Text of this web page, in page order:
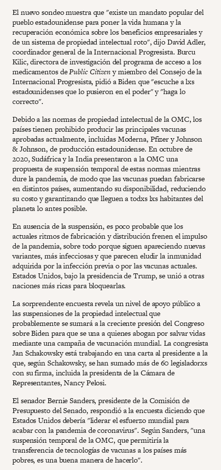
El nuevo sondeo muestra que "existe un mandato popular del
pueblo estadounidense para poner la vida humana y la
recuperación económica sobre los beneficios empresariales y
de un sistema de propiedad intelectual roto", dijo David Adler,
coordinador general de la Internacional Progresista. Burcu
Kilic, directora de investigación del programa de acceso a los
medicamentos dePublic Citizeny miembro del Consejo de la
Internacional Progresista, pidió a Biden que "escuche a lxs
estadounidenses que lo pusieron en el poder" y "haga lo
correcto".
Debido a las normas de propiedad intelectual de la OMC, los
países tienen prohibido producir las principales vacunas
aprobadas actualmente, incluidas Moderna, Pfizer y Johnson
& Johnson, de producción estadounidense. En octubre de
2020, Sudáfrica y la India presentaron a la OMC una
propuesta de suspensión temporal de estas normas mientras
dure la pandemia, de modo que las vacunas puedan fabricarse
en distintos países, aumentando su disponibilidad, reduciendo
su costo y garantizando que lleguen a todxs lxs habitantes del
planeta lo antes posible.
En ausencia de la suspensión, es poco probable que los
actuales ritmos de fabricación y distribución frenen el impulso
de la pandemia, sobre todo porque siguen apareciendo nuevas
variantes, más infecciosas y que parecen eludir la inmunidad
adquirida por la infección previa o por las vacunas actuales.
Estados Unidos, bajo la presidencia de Trump, se unió a otras
naciones más ricas para bloquearlas.
La sorprendente encuesta revela un nivel de apoyo público a
las suspensiones de la propiedad intelectual que
probablemente se sumará a la creciente presión del Congreso
sobre Biden para que se una a quienes abogan por salvar vidas
mediante una campaña de vacunación mundial. La congresista
Jan Schakowsky está trabajando en una carta al presidente a la
que, según Schakowsky, se han sumado más de 60 legisladorxs
con su firma, incluida la presidenta de la Cámara de
Representantes, Nancy Pelosi.
El senador Bernie Sanders, presidente de la Comisión de
Presupuesto del Senado, respondió a la encuesta diciendo que
Estados Unidos debería "liderar el esfuerzo mundial para
acabar con la pandemia de coronavirus". Según Sanders, "una
suspensión temporal de la OMC, que permitiría la
transferencia de tecnologías de vacunas a los países más
pobres, es una buena manera de hacerlo".